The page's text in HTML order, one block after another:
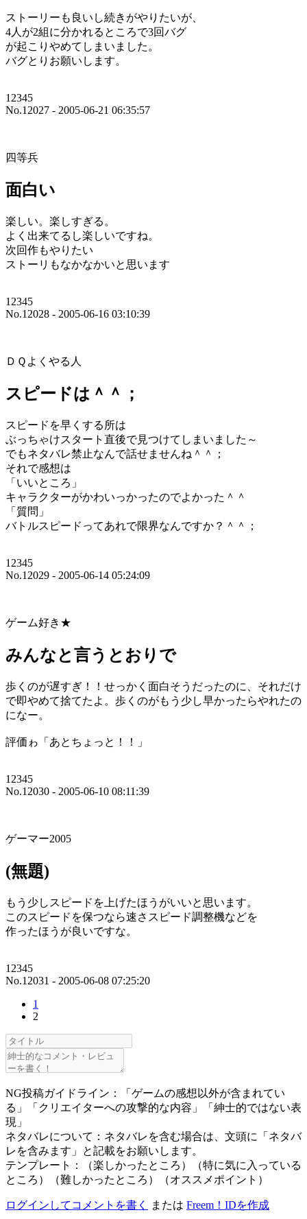
ストーリーも良いし続きがやりたいが、
4人が2組に分かれるところで3回バグ
が起こりやめてしまいました。
バグとりお願いします。
12345
No.12027 - 2005-06-21 06:35:57
四等兵
面白い
楽しい。楽しすぎる。
よく出来てるし楽しいですね。
次回作もやりたい
ストーリもなかなかいと思います
12345
No.12028 - 2005-06-16 03:10:39
ＤＱよくやる人
スピードは＾＾；
スピードを早くする所は
ぶっちゃけスタート直後で見つけてしまいました～
でもネタバレ禁止なんで話せませんね＾＾；
それで感想は
「いいところ」
キャラクターがかわいっかったのでよかった＾＾
「質問」
バトルスピードってあれで限界なんですか？＾＾；
12345
No.12029 - 2005-06-14 05:24:09
ゲーム好き★
みんなと言うとおりで
歩くのが遅すぎ！！せっかく面白そうだったのに、それだけ
で即やめて捨てたよ。歩くのがもう少し早かったらやれたの
になー。
評価ゎ「あとちょっと！！」
12345
No.12030 - 2005-06-10 08:11:39
ゲーマー2005
(無題)
もう少しスピードを上げたほうがいいと思います。
このスピードを保つなら速さスピード調整機などを
作ったほうが良いですな。
12345
No.12031 - 2005-06-08 07:25:20
1
2
NG投稿ガイドライン：「ゲームの感想以外が含まれてい
る」「クリエイターへの攻撃的な内容」「紳士的ではない表
現」
ネタバレについて：ネタバレを含む場合は、文頭に「ネタバ
レを含みます」と記載をお願いします。
テンプレート：（楽しかったところ）（特に気に入っている
ところ）（難しかったところ）（オススメポイント）
ログインしてコメントを書く または Freem！IDを作成